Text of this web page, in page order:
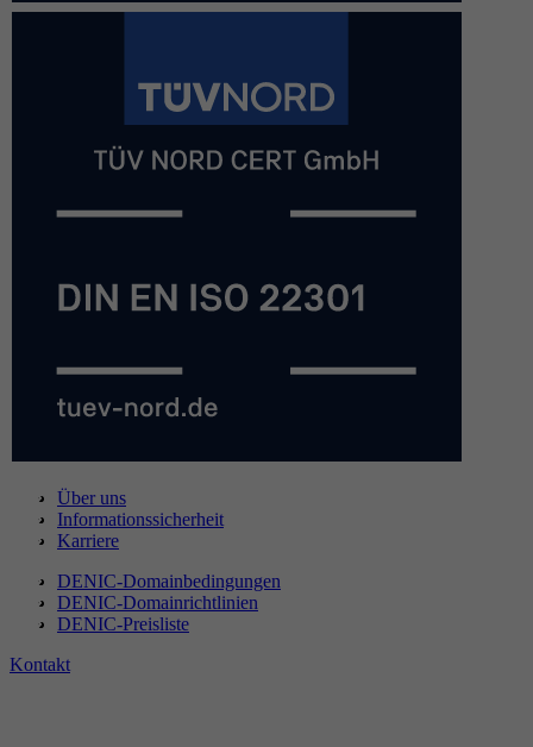
Über uns
Informationssicherheit
Karriere
DENIC-Domainbedingungen
DENIC-Domainrichtlinien
DENIC-Preisliste
Kontakt